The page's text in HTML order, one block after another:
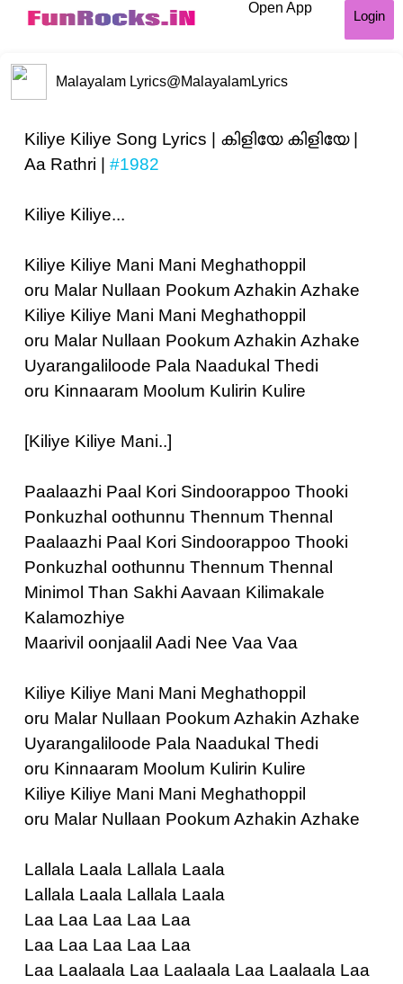
Open App
Login
Malayalam Lyrics@MalayalamLyrics
Kiliye Kiliye Song Lyrics | കിളിയേ കിളിയേ |
Aa Rathri | #1982
Kiliye Kiliye...
Kiliye Kiliye Mani Mani Meghathoppil
oru Malar Nullaan Pookum Azhakin Azhake
Kiliye Kiliye Mani Mani Meghathoppil
oru Malar Nullaan Pookum Azhakin Azhake
Uyarangaliloode Pala Naadukal Thedi
oru Kinnaaram Moolum Kulirin Kulire
[Kiliye Kiliye Mani..]
Paalaazhi Paal Kori Sindoorappoo Thooki
Ponkuzhal oothunnu Thennum Thennal
Paalaazhi Paal Kori Sindoorappoo Thooki
Ponkuzhal oothunnu Thennum Thennal
Minimol Than Sakhi Aavaan Kilimakale
Kalamozhiye
Maarivil oonjaalil Aadi Nee Vaa Vaa
Kiliye Kiliye Mani Mani Meghathoppil
oru Malar Nullaan Pookum Azhakin Azhake
Uyarangaliloode Pala Naadukal Thedi
oru Kinnaaram Moolum Kulirin Kulire
Kiliye Kiliye Mani Mani Meghathoppil
oru Malar Nullaan Pookum Azhakin Azhake
Lallala Laala Lallala Laala
Lallala Laala Lallala Laala
Laa Laa Laa Laa Laa
Laa Laa Laa Laa Laa
Laa Laalaala Laa Laalaala Laa Laalaala Laa